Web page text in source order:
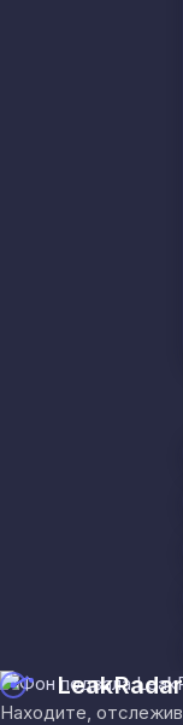
LeakRadar
Находите,